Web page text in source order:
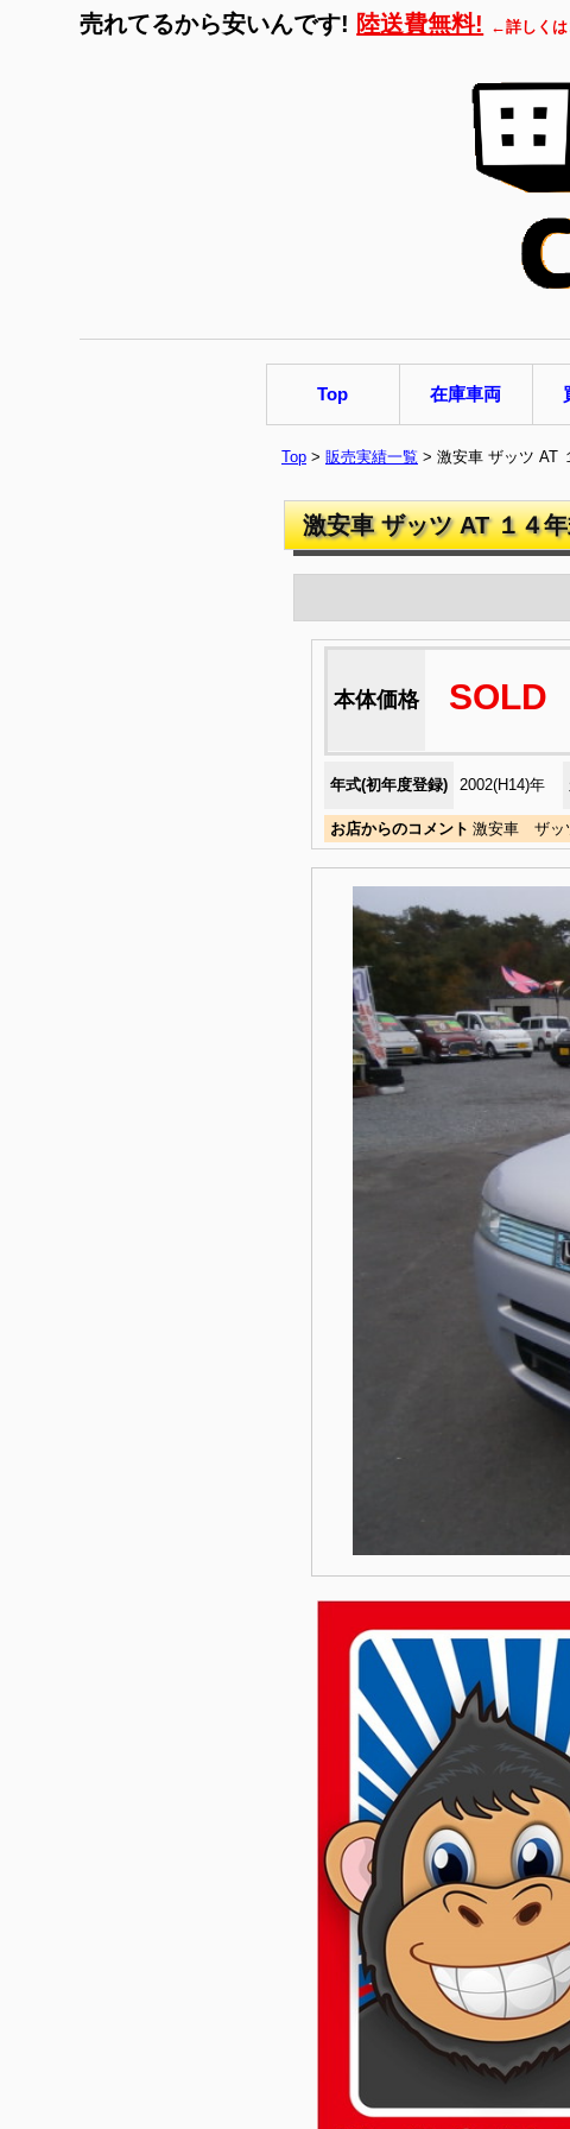
売れてるから安いんです! 陸送費無料! ←詳しくは
Top 在庫車両
Top > 販売実績一覧 > 激安車 ザッツ AT
激安車 ザッツ AT １４
本体価格 SOLD
年式(初年度登録) 2002(H14)年
お店からのコメント 激安車 ザッ